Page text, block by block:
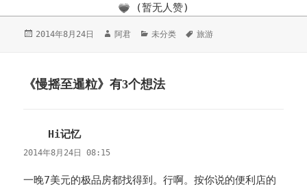
(暂无人赞)
发
2014年8月24日
作
阿君
分
未分类
标
旅游
《慢摇至暹粒》有3个想法
Hi记忆说
道：
2014年8月24日 08:15
一晚7美元的极品房都找得到。行啊。按你说的便利店的